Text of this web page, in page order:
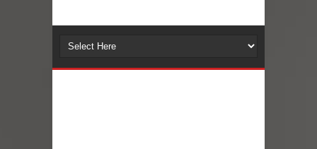
Chancho en Talca tras caída de